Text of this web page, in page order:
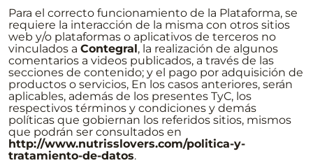
Para el correcto funcionamiento de la Plataforma, se
requiere la interacción de la misma con otros sitios
web y/o plataformas o aplicativos de terceros no
vinculados a Contegral, la realización de algunos
comentarios a videos publicados, a través de las
secciones de contenido; y el pago por adquisición de
productos o servicios, En los casos anteriores, serán
aplicables, además de los presentes TyC, los
respectivos términos y condiciones y demás
políticas que gobiernan los referidos sitios, mismos
que podrán ser consultados en
http://www.nutrisslovers.com/politica-y-
tratamiento-de-datos.